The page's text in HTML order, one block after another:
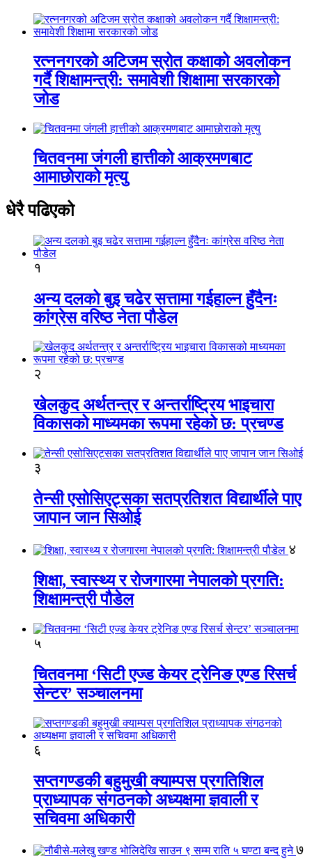
रत्ननगरको अटिजम स्रोत कक्षाको अवलोकन
गर्दै शिक्षामन्त्री: समावेशी शिक्षामा सरकारको
जोड
चितवनमा जंगली हात्तीको आक्रमणबाट
आमाछोराको मृत्यु
धेरै पढिएको
१
अन्य दलको बुइ चढेर सत्तामा गईहाल्न हुँदैनः
कांग्रेस वरिष्ठ नेता पौडेल
२
खेलकुद अर्थतन्त्र र अन्तर्राष्ट्रिय भाइचारा
विकासको माध्यमका रूपमा रहेको छ: प्रचण्ड
३
तेन्सी एसोसिएट्सका सतप्रतिशत विद्यार्थीले पाए
जापान जान सिओई
४
शिक्षा, स्वास्थ्य र रोजगारमा नेपालको प्रगति:
शिक्षामन्त्री पौडेल
५
चितवनमा ‘सिटी एज्ड केयर ट्रेनिङ एण्ड रिसर्च
सेन्टर’ सञ्चालनमा
६
सप्तगण्डकी बहुमुखी क्याम्पस प्रगतिशिल
प्राध्यापक संगठनको अध्यक्षमा ज्ञवाली र
सचिवमा अधिकारी
७